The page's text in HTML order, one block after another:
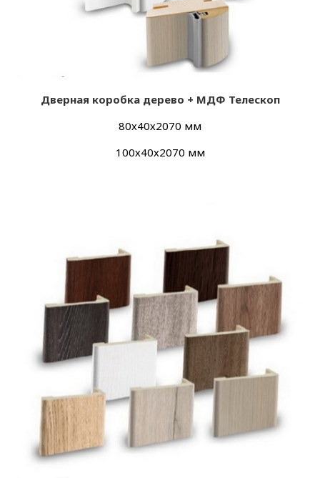
Дверная коробка дерево + МДФ Телескоп
80х40х2070 мм
100х40х2070 мм